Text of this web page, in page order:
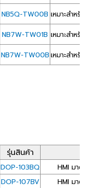
NB5Q-TW00B เหมาะสำหรั
NB7W-TW01B เหมาะสำหรั
NB7W-TW00Bเหมาะสำหรั
รุ่นสินค้า
DOP-103BQ
HMI มาต
DOP-107BV
HMI มาต